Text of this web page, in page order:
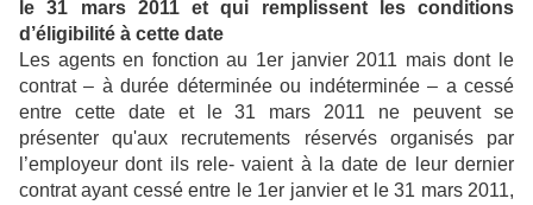
le 31 mars 2011 et qui remplissent les conditions
d’éligibilité à cette date
Les agents en fonction au 1er janvier 2011 mais dont le
contrat – à durée déterminée ou indéterminée – a cessé
entre cette date et le 31 mars 2011 ne peuvent se
présenter qu'aux recrutements réservés organisés par
l’employeur dont ils rele- vaient à la date de leur dernier
contrat ayant cessé entre le 1er janvier et le 31 mars 2011,